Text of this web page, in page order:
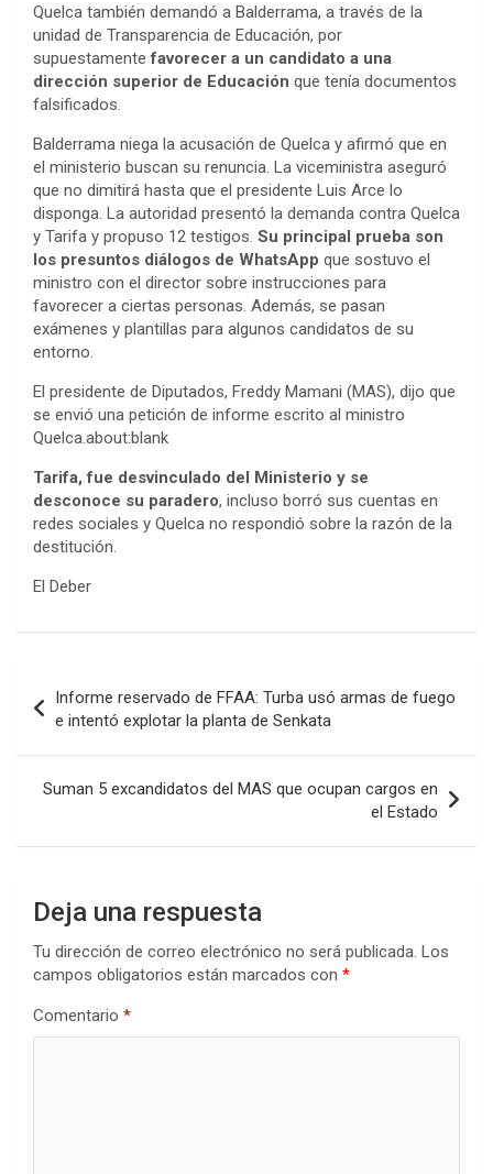
Quelca también demandó a Balderrama, a través de la
unidad de Transparencia de Educación, por
supuestamentefavorecer a un candidato a una
dirección superior de Educación que tenía documentos
falsificados.
Balderrama niega la acusación de Quelca y afirmó que en
el ministerio buscan su renuncia. La viceministra aseguró
que no dimitirá hasta que el presidente Luis Arce lo
disponga. La autoridad presentó la demanda contra Quelca
y Tarifa y propuso 12 testigos. Su principal prueba son
los presuntos diálogos de WhatsApp que sostuvo el
ministro con el director sobre instrucciones para
favorecer a ciertas personas. Además, se pasan
exámenes y plantillas para algunos candidatos de su
entorno.
El presidente de Diputados, Freddy Mamani (MAS), dijo que
se envió una petición de informe escrito al ministro
Quelca.about:blank
Tarifa, fue desvinculado del Ministerio y se
desconoce su paradero, incluso borró sus cuentas en
redes sociales y Quelca no respondió sobre la razón de la
destitución.
El Deber
de
entradas
Informe reservado de FFAA: Turba usó armas de fuego
e intentó explotar la planta de Senkata
Suman 5 excandidatos del MAS que ocupan cargos en
el Estado
Deja una respuesta
Tu dirección de correo electrónico no será publicada. Los
campos obligatorios están marcados con *
Comentario *